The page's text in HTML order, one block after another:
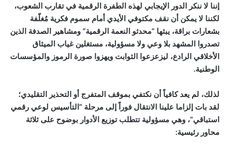
إننا لا ننكر الدور الإيجابي لهذه الطفرة الرقمية في تقارب الشعوب،
لكننا لا يمكن أن نقف مكتوفي الأيدي أمام سموم فكرية مُغلّفة
بشعارات براقة، يبثها “محدثو النعمة الرقمية” ومشاهير الصدفة الذين
تصدروا المشهد بلا وعي ولا مسؤولية، مستغلين غياب الميثاق
الأخلاقي الرادع، ليزعزعوا الثوابت ويهزوا صورة الرموز والمؤسسات
الوطنية.
لذلك، لم يعد كافياً أن نكتفي بموقف المتفرج أو التحذير التقليدي؛
لقد بات إلزاما علينا الانتقال فوراً إلى مرحلة “التأسيس لوعي رقمي
استباقي”، وهي مسؤولية تتطلب توزيع الأدوار بوضوح على ثلاثة
محاور رئيسية: